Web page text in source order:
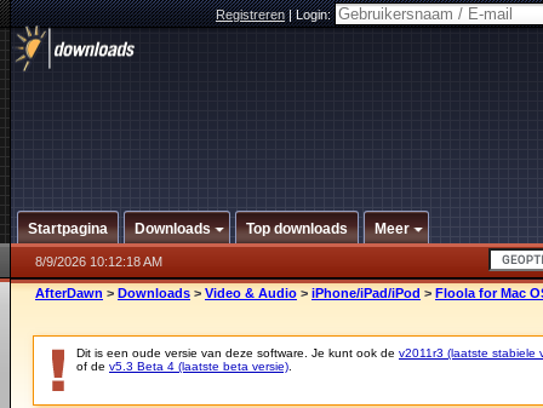
Registreren|Login:
Startpagina Downloads Top downloads Meer
8/9/2026 10:12:18 AM
AfterDawn > Downloads > Video & Audio > iPhone/iPad/iPod > Floola for Mac
Dit is een oude versie van deze software. Je kunt ook de v2011r3 (laatste stabiele
of de v5.3 Beta 4 (laatste beta versie)